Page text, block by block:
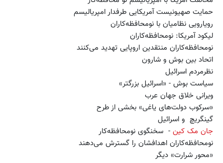
حمایت صهیونیست آمریکایی طرفدار امپریالیسم
رویارویی نظامیان با نومحافظه‌کاران
لیکود آمریکا: نومحافظه‌کاران
نومحافظه‌کاران منتقدین اروپایی تهدید می‌کنند
اتحاد بین بوش و شارون
نظرمردم اسرائیل
سیاست بوش - «اسرائیل بزرگتر»
ویرانی خلاق جهان عرب
«سرکوب دولت‌های یاغی» بخشی از طرح
گینگریچ و اسرائیل
جان مک کین - سخنگوی نومحافظه‌کار
نومحافظه‌کاران اهدافشان را گسترش می‌دهند
«محور شرارت» دیگر